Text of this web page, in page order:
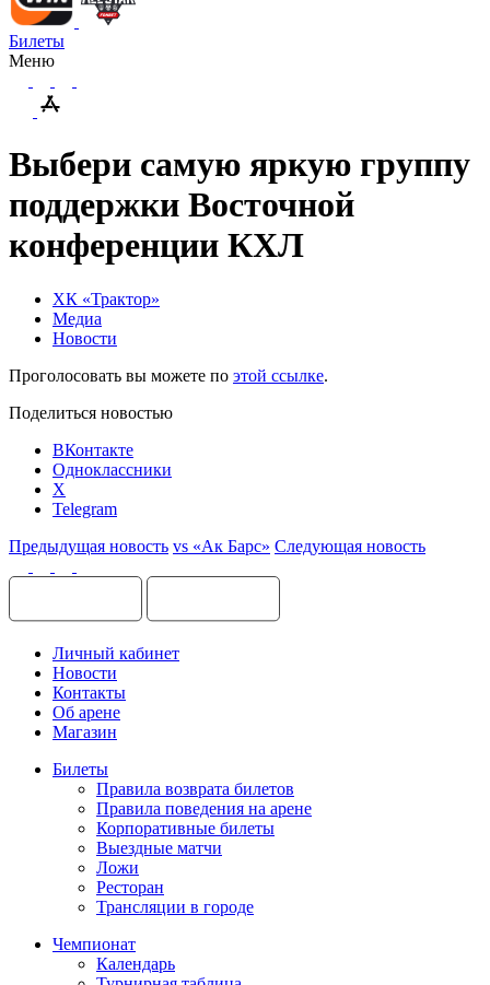
Билеты
Меню
Выбери самую яркую группу
поддержки Восточной
конференции КХЛ
ХК «Трактор»
Медиа
Новости
Проголосовать вы можете по этой ссылке.
Поделиться новостью
ВКонтакте
Одноклассники
X
Telegram
Предыдущая новость vs «Ак Барс» Следующая новость
Личный кабинет
Новости
Контакты
Об арене
Магазин
Билеты
Правила возврата билетов
Правила поведения на арене
Корпоративные билеты
Выездные матчи
Ложи
Ресторан
Трансляции в городе
Чемпионат
Календарь